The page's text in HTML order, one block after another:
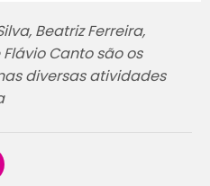
Beatriz Ferreira,
Canto são os
diversas atividades